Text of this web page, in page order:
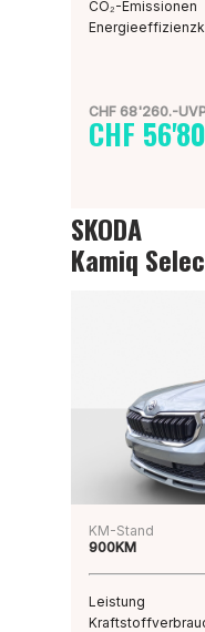
CO₂-Emissionen
CHF 68'260.-
CHF
SKODA
Kamiq
KM-Stand
900KM
Leistung